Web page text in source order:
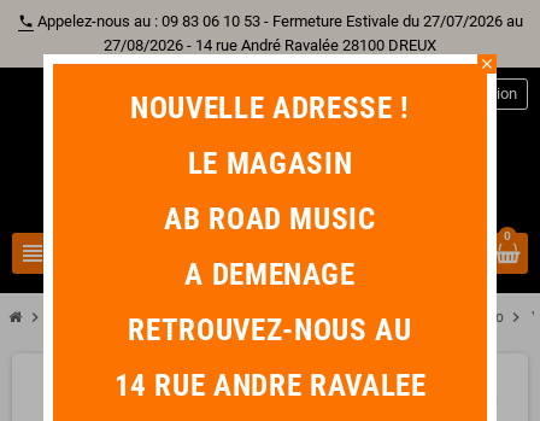
phone Appelez-nous au : 09 83 06 10 53 - Fermeture Estivale du 27/07/2026 au
27/08/2026 - 14 rue André Ravalée 28100 DREUX
view_headline
Connexion
0
chevron_right Accessoire Guitare chevron_rightPièce Détachée chevron_rightSélecteur de Micro chevron_right
close
NOUVELLE ADRESSE !
LE MAGASIN
AB ROAD MUSIC
A DEMENAGE
RETROUVEZ-NOUS AU
14 RUE ANDRE RAVALEE